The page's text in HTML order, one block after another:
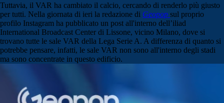
Tuttavia, il VAR ha cambiato il calcio, cercando di renderlo più giusto
per tutti. Nella giornata di ieri la redazione di Geopop sul proprio
profilo Instagram ha pubblicato un post all'interno dell’iliad
International Broadcast Center di Lissone, vicino Milano, dove si
trovano tutte le sale VAR della Lega Serie A. A differenza di quanto si
potrebbe pensare, infatti, le sale VAR non sono all'interno degli stadi
ma sono concentrate in questo edificio.